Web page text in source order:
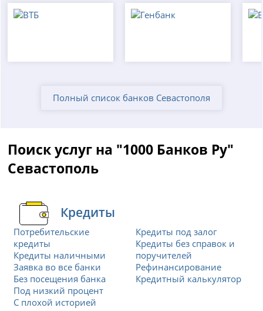
Полный список банков Севастополя
Поиск услуг на "1000 Банков Ру"
Севастополь
Кредиты
Потребительские
кредиты
Кредиты наличными
Заявка во все банки
Без посещения банка
Под низкий процент
С плохой историей
Кредиты под залог
Кредиты без справок и
поручителей
Рефинансирование
Кредитный калькулятор